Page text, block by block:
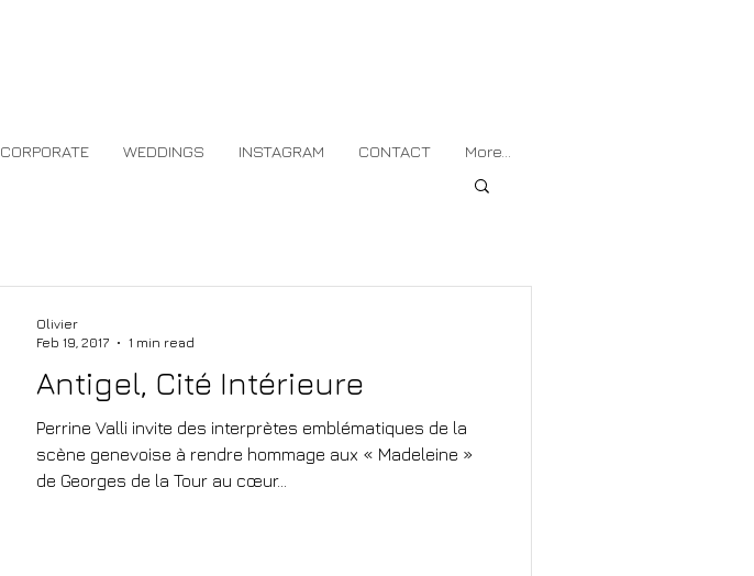
CORPORATE WEDDINGS INSTAGRAM CONTACT More...
Antigel, Cité Intérieure
Perrine Valli invite des interprètes emblématiques de la
scène genevoise à rendre hommage aux « Madeleine »
de Georges de la Tour au cœur...
Olivier
Feb 19, 2017
1 min read